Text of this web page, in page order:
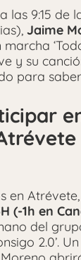
las 9:15 de
Jaime
y su
para
en
(-1h en
del
2.0’.